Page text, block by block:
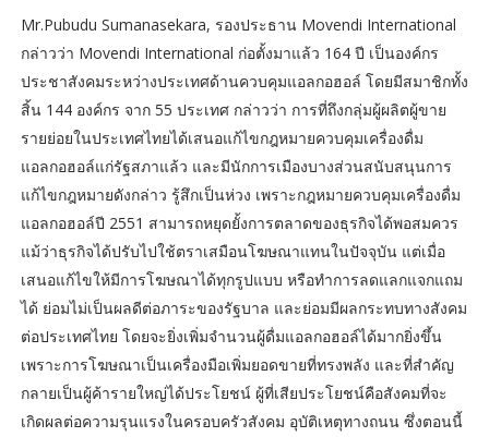
Mr.Pubudu Sumanasekara, รองประธาน Movendi International
กล่าวว่า Movendi International ก่อตั้งมาแล้ว 164 ปี เป็นองค์กร
ประชาสังคมระหว่างประเทศด้านควบคุมแอลกอฮอล์ โดยมีสมาชิกทั้ง
สิ้น 144 องค์กร จาก 55 ประเทศ กล่าวว่า การที่ถึงกลุ่มผู้ผลิตผู้ขาย
รายย่อยในประเทศไทยได้เสนอแก้ไขกฎหมายควบคุมเครื่องดื่ม
แอลกอฮอล์แก่รัฐสภาแล้ว และมีนักการเมืองบางส่วนสนับสนุนการ
แก้ไขกฎหมายดังกล่าว รู้สึกเป็นห่วง เพราะกฎหมายควบคุมเครื่องดื่ม
แอลกอฮอล์ปี 2551 สามารถหยุดยั้งการตลาดของธุรกิจได้พอสมควร
แม้ว่าธุรกิจได้ปรับไปใช้ตราเสมือนโฆษณาแทนในปัจจุบัน แต่เมื่อ
เสนอแก้ไขให้มีการโฆษณาได้ทุกรูปแบบ หรือทำการลดแลกแจกแถม
ได้ ย่อมไม่เป็นผลดีต่อภาระของรัฐบาล และย่อมมีผลกระทบทางสังคม
ต่อประเทศไทย โดยจะยิ่งเพิ่มจำนวนผู้ดื่มแอลกอฮอล์ได้มากยิ่งขึ้น
เพราะการโฆษณาเป็นเครื่องมือเพิ่มยอดขายที่ทรงพลัง และที่สำคัญ
กลายเป็นผู้ค้ารายใหญ่ได้ประโยชน์ ผู้ที่เสียประโยชน์คือสังคมที่จะ
เกิดผลต่อความรุนแรงในครอบครัวสังคม อุบัติเหตุทางถนน ซึ่งตอนนี้